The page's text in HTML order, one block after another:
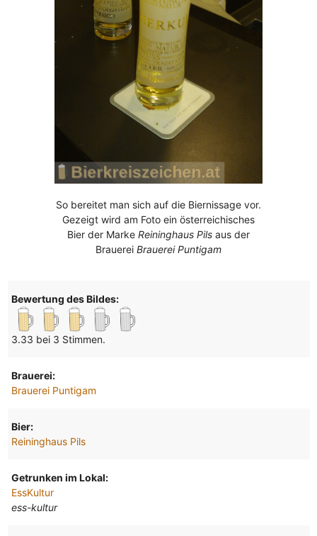
So bereitet man sich auf die Biernissage vor.
Gezeigt wird am Foto ein österreichisches
Bier der Marke Reininghaus Pilsaus der
Brauerei Brauerei Puntigam
Bewertung des Bildes:
3.33 bei 3 Stimmen.
Brauerei:
Brauerei Puntigam
Bier:
Reininghaus Pils
Getrunken im Lokal:
EssKultur
ess-kultur